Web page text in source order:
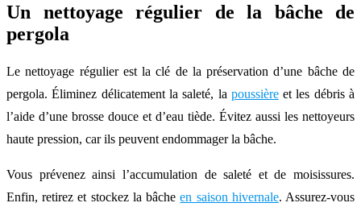
Un nettoyage régulier de la bâche de
pergola
Le nettoyage régulier est la clé de la préservation d’une bâche de
pergola. Éliminez délicatement la saleté, la poussièreet les débris à
l’aide d’une brosse douce et d’eau tiède. Évitez aussi les nettoyeurs
haute pression, car ils peuvent endommager la bâche.
Vous prévenez ainsi l’accumulation de saleté et de moisissures.
Enfin, retirez et stockez la bâcheen saison hivernale. Assurez-vous